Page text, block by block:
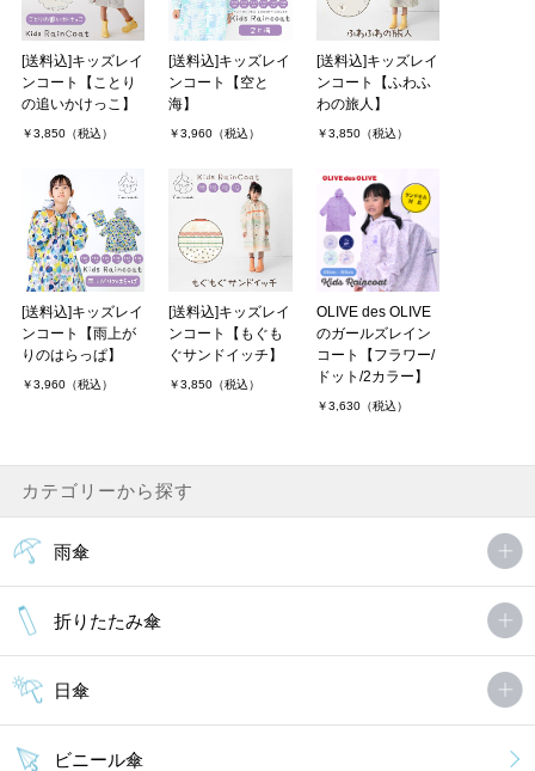
[送料込]キッズレイ
ンコート【ことり
の追いかけっこ】
￥3,850（税込）
[送料込]キッズレイ
ンコート【空と
海】
￥3,960（税込）
[送料込]キッズレイ
ンコート【ふわふ
わの旅人】
￥3,850（税込）
[送料込]キッズレイ
ンコート【雨上が
りのはらっぱ】
￥3,960（税込）
[送料込]キッズレイ
ンコート【もぐも
ぐサンドイッチ】
￥3,850（税込）
OLIVE des OLIVE
のガールズレイン
コート【フラワー/
ドット/2カラー】
￥3,630（税込）
カテゴリーから探す
雨傘
折りたたみ傘
日傘
ビニール傘